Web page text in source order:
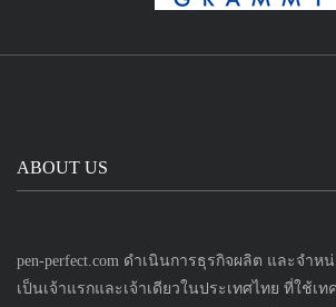
ABOUT US
pen-perfect.com ดำเนินการธุรกิจผลิต และจำห
เป็นเจ้าแรกและเจ้าเดียวในประเทศไทย ที่ใช้เ